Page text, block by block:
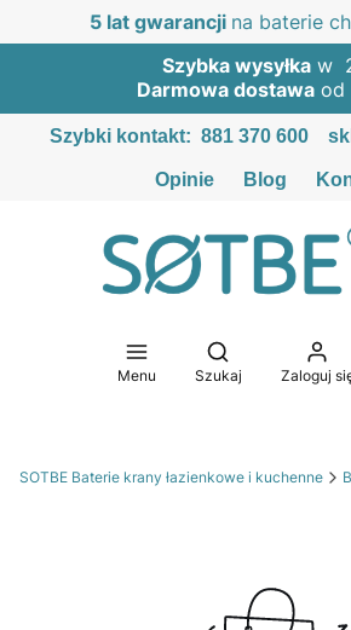
5 lat gwarancji na baterie
Szybka wysyłka w
Darmowa dostawa od
Szybki kontakt: 881 370 600
Opinie Blog
Menu
Otwórz
Szukaj Zaloguj
SOTBE Baterie krany łazienkowe i kuchenne